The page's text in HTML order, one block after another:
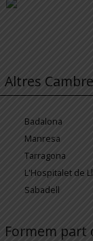
Altres
Badalona
Manresa
Tarragona
L'Hospitalet de
Sabadell
Formem part